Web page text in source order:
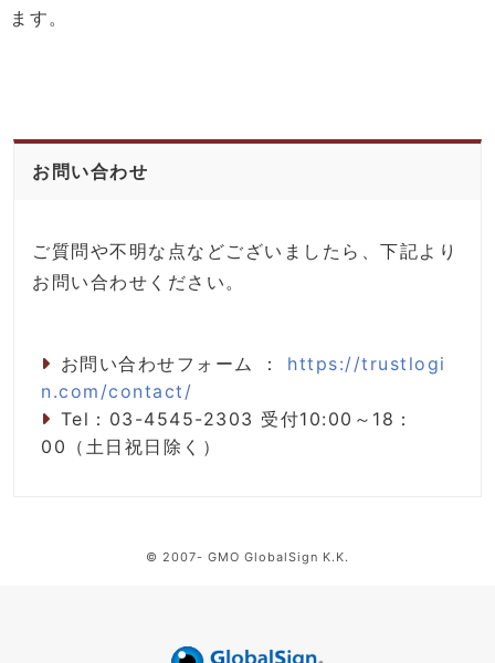
ます。
お問い合わせ
ご質問や不明な点などございましたら、下記より
お問い合わせください。
お問い合わせフォーム ： https://trustlogi
n.com/contact/
Tel：03-4545-2303 受付10:00～18：
00（土日祝日除く）
© 2007- GMO GlobalSign K.K.